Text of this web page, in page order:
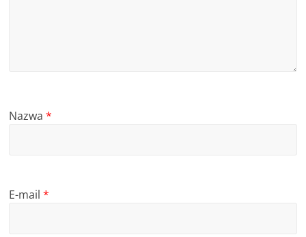
Nazwa*
E-mail*